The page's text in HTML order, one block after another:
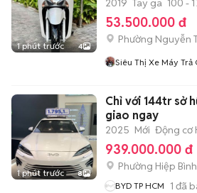
1 phút trước 4
2019 Tay ga 100 -
53.500.000 đ
Phường Nguyễn
Siêu Thị Xe Máy Trả
1 phút trước 8
Chỉ với 144tr sở
giao ngay
2025 Mới Động cơ
939.000.000 đ
Phường Hiệp
BYD TP HCM 1 đã